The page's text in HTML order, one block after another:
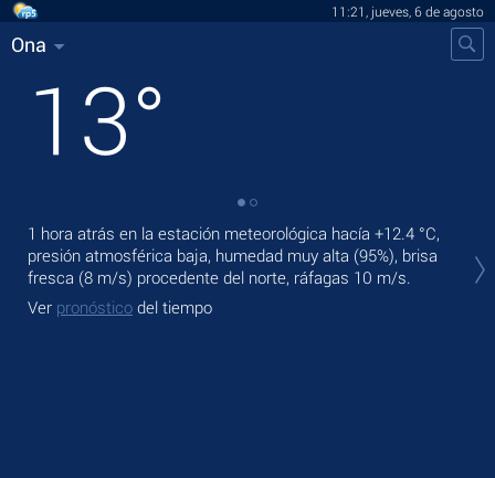
11:21, jueves, 6 de agosto
Ona
13°
1 hora atrás en la estación meteorológica hacía +12.4 °C,
presión atmosférica baja, humedad muy alta (95%), brisa
fresca (8 m/s) procedente del norte, ráfagas 10 m/s.
Ver pronóstico del tiempo